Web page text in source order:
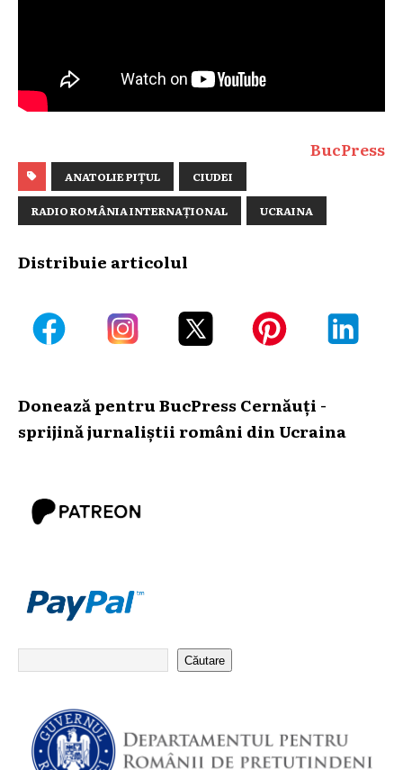
BucPress
ANATOLIE PIȚUL CIUDEI
RADIO ROMÂNIA INTERNAȚIONAL UCRAINA
Distribuie articolul
Donează pentru BucPress Cernăuți -
sprijină jurnaliștii români din Ucraina
Căutare